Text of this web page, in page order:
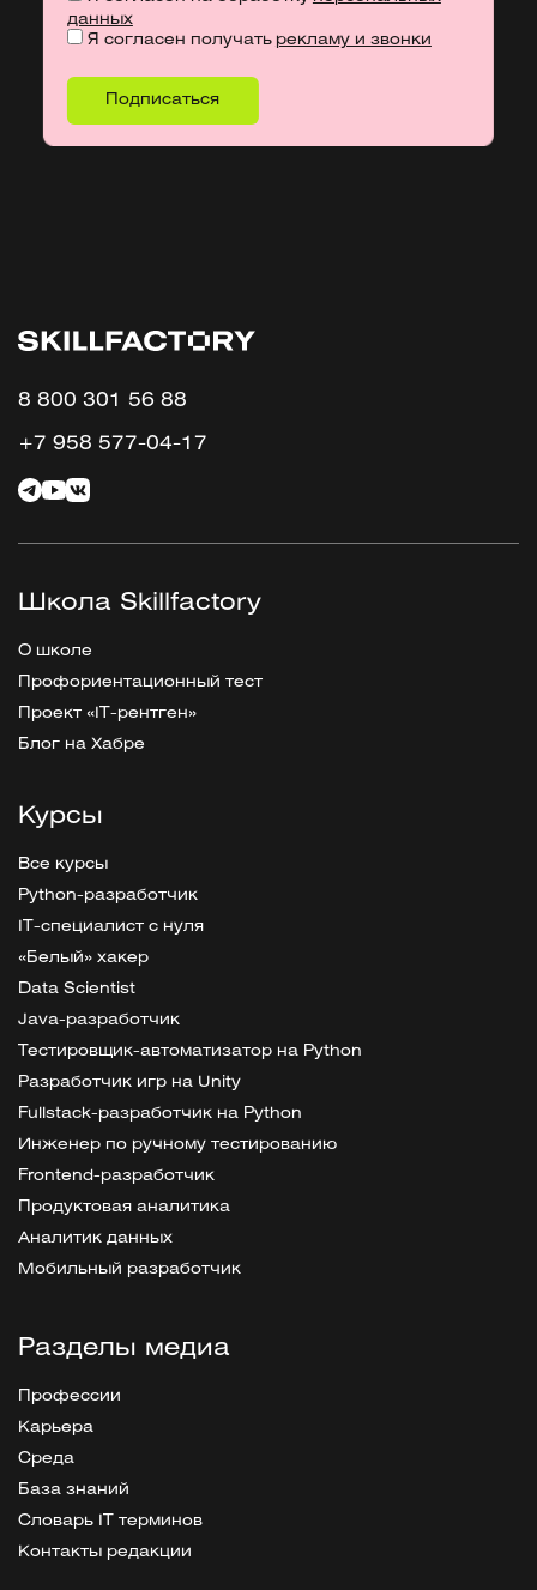
данных
Я согласен получать рекламу и звонки
8 800 301 56 88
+7 958 577-04-17
Школа Skillfactory
О школе
Профориентационный тест
Проект «IT-рентген»
Блог на Хабре
Курсы
Все курсы
Python-разработчик
IT-специалист с нуля
«Белый» хакер
Data Scientist
Java-разработчик
Тестировщик-автоматизатор на Python
Разработчик игр на Unity
Fullstack-разработчик на Python
Инженер по ручному тестированию
Frontend-разработчик
Продуктовая аналитика
Аналитик данных
Мобильный разработчик
Разделы медиа
Профессии
Карьера
Среда
База знаний
Словарь IT терминов
Контакты редакции